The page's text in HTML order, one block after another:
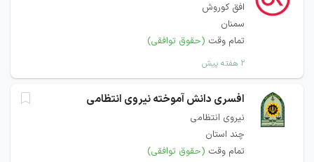
افق کوروش
سمنان
تمام وقت (حقوق توافقی)
۲ هفته پیش
افسری دانش آموخته نیروی انتظامی
نیروی انتظامی
چند استان
تمام وقت (حقوق توافقی)